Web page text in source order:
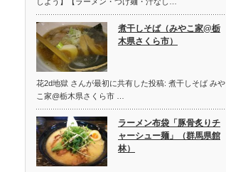
煮干しそば（みやこ家@栃
木県さくら市）
花2d地獄 さんが最初に共有した投稿: 煮干しそば みや
こ家@栃木県さくら市 …
ラーメン布袋「豚骨炙りチ
ャーシュー麺」（群馬県館
林）